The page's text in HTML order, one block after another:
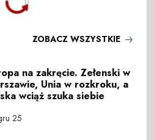
ZOBACZ WSZYSTKIE
na zakręcie. Zełenski w
Unia w rozkroku, a
wciąż szuka siebie
25